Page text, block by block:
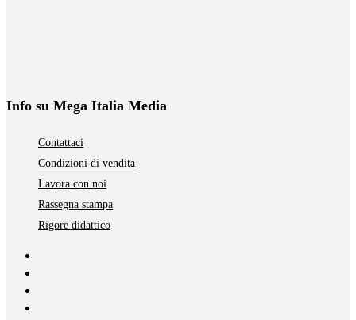
Info su Mega Italia Media
Contattaci
Condizioni di vendita
Lavora con noi
Rassegna stampa
Rigore didattico